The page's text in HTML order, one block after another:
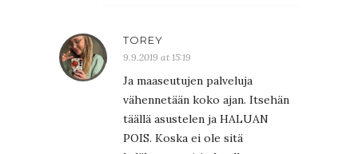
TOREY
9.9.2019 at 15:19
Ja maaseutujen palveluja
vähennetään koko ajan. Itsehän
täällä asustelen ja HALUAN
POIS. Koska ei ole sitä